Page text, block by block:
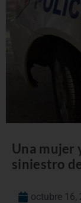
Una mujer
siniestro
octubre 16,